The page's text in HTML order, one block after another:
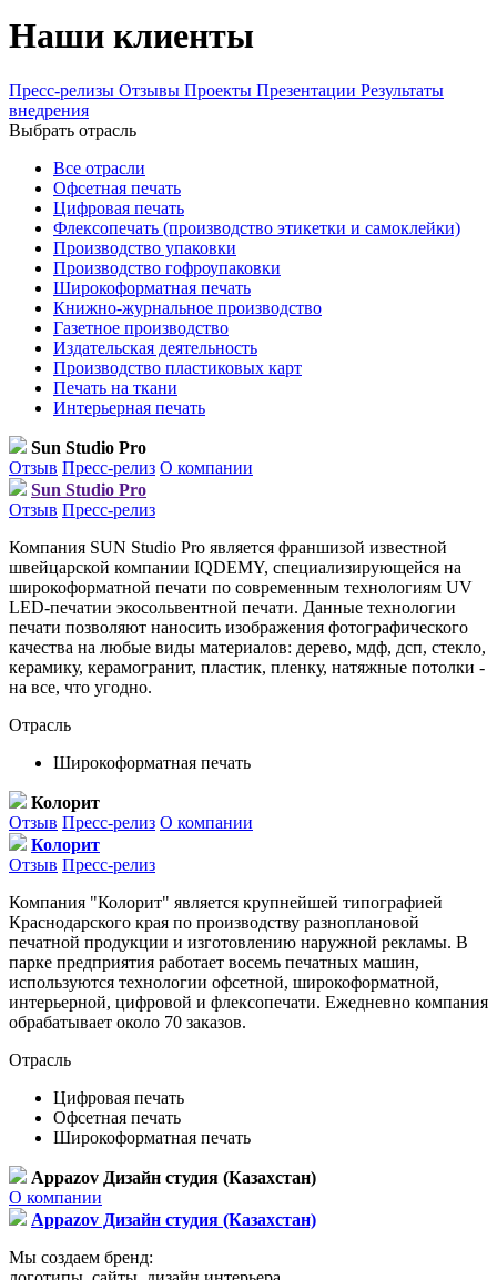
Наши клиенты
Пресс-релизы Отзывы Проекты Презентации Результаты
внедрения
Выбрать отрасль
Все отрасли
Офсетная печать
Цифровая печать
Флексопечать (производство этикетки и самоклейки)
Производство упаковки
Производство гофроупаковки
Широкоформатная печать
Книжно-журнальное производство
Газетное производство
Издательская деятельность
Производство пластиковых карт
Печать на ткани
Интерьерная печать
Sun Studio Pro
Отзыв Пресс-релиз О компании
Sun Studio Pro
Отзыв Пресс-релиз
Компания SUN Studio Pro является франшизой известной
швейцарской компании IQDEMY, специализирующейся на
широкоформатной печати по современным технологиям UV
LED-печатии экосольвентной печати. Данные технологии
печати позволяют наносить изображения фотографического
качества на любые виды материалов: дерево, мдф, дсп, стекло,
керамику, керамогранит, пластик, пленку, натяжные потолки -
на все, что угодно.
Отрасль
Широкоформатная печать
Колорит
Отзыв Пресс-релиз О компании
Колорит
Отзыв Пресс-релиз
Компания "Колорит" является крупнейшей типографией
Краснодарского края по производству разноплановой
печатной продукции и изготовлению наружной рекламы. В
парке предприятия работает восемь печатных машин,
используются технологии офсетной, широкоформатной,
интерьерной, цифровой и флексопечати. Ежедневно компания
обрабатывает около 70 заказов.
Отрасль
Цифровая печать
Офсетная печать
Широкоформатная печать
Appazov Дизайн студия (Казахстан)
О компании
Appazov Дизайн студия (Казахстан)
Мы создаем бренд: